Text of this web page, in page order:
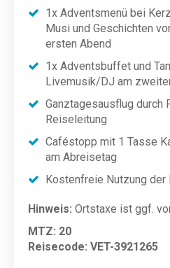
1x Adventsmenü bei
Musi und Geschichten
ersten Abend
1x Adventsbuffet und
Livemusik/DJ am
Ganztagesausflug durch
Reiseleitung
Caféstopp mit 1 Tasse
am Abreisetag
Kostenfreie Nutzung
Hinweis: Ortstaxe ist ggf.
MTZ: 20
Reisecode: VET-3921265